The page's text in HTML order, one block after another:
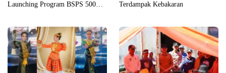
Launching Program BSPS 500
Terdampak Kebakaran